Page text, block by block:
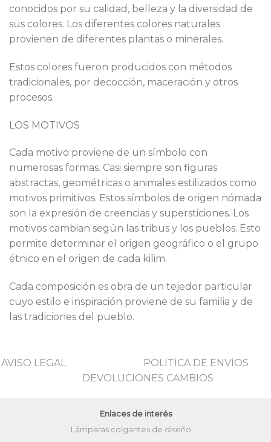
conocidos por su calidad, belleza y la diversidad de
sus colores. Los diferentes colores naturales
provienen de diferentes plantas o minerales.
Estos colores fueron producidos con métodos
tradicionales, por decocción, maceración y otros
procesos.
LOS MOTIVOS
Cada motivo proviene de un símbolo con
numerosas formas. Casi siempre son figuras
abstractas, geométricas o animales estilizados como
motivos primitivos. Estos símbolos de origen nómada
son la expresión de creencias y supersticiones. Los
motivos cambian según las tribus y los pueblos. Esto
permite determinar el origen geográfico o el grupo
étnico en el origen de cada kilim.
Cada composición es obra de un tejedor particular
cuyo estilo e inspiración proviene de su familia y de
las tradiciones del pueblo.
AVISO LEGAL
POLİTİCA DE ENVİOS
DEVOLUCIONES CAMBIOS
Enlaces de interés
Lámparas colgantes de diseño